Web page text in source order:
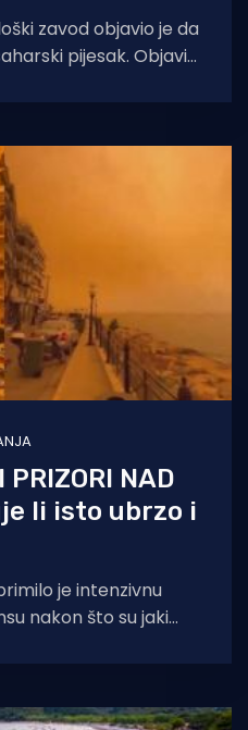
zavod objavio je da
pijesak. Objavili
PRIZORI NAD
li isto ubrzo i
je intenzivnu
nakon što su jaki